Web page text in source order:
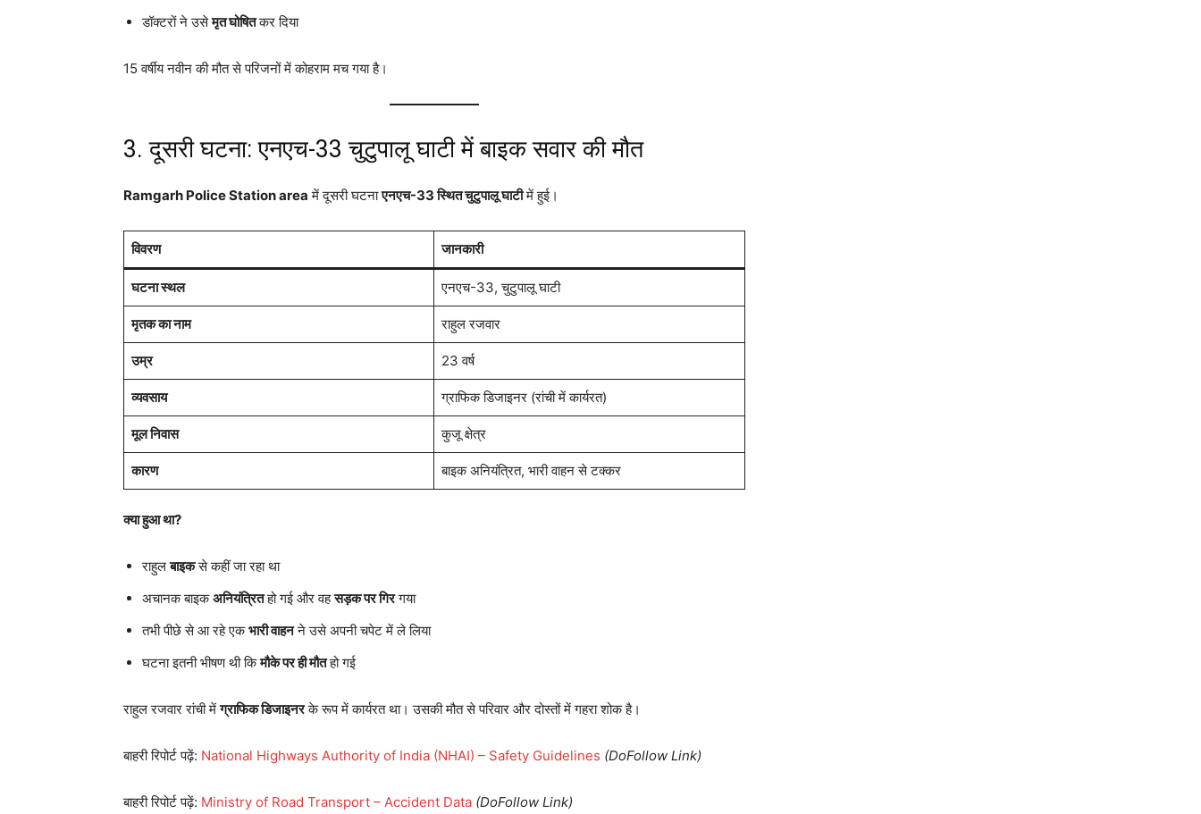
डॉक्टरों ने उसेमृत घोषितकर दिया
15 वर्षीय नवीन की मौत से परिजनों में कोहराम मच गया है।
3. दूसरी घटना: एनएच-33 चुटुपालू घाटी में बाइक सवार की मौत
Ramgarh Police Station area में दूसरी घटनाएनएच-33 स्थित चुटुपालू घाटीमें हुई।
विवरण जानकारी
घटना स्थल एनएच-33, चुटुपालू घाटी
मृतक का नाम राहुल रजवार
उम्र 23 वर्ष
व्यवसाय ग्राफिक डिजाइनर (रांची में कार्यरत)
मूल निवास कुजू क्षेत्र
कारण बाइक अनियंत्रित, भारी वाहन से टक्कर
क्या हुआ था?
राहुलबाइकसे कहीं जा रहा था
अचानक बाइकअनियंत्रितहो गई और वहसड़क पर गिरगया
तभी पीछे से आ रहे एकभारी वाहनने उसे अपनी चपेट में ले लिया
घटना इतनी भीषण थी किमौके पर ही मौतहो गई
राहुल रजवार रांची मेंग्राफिक डिजाइनरके रूप में कार्यरत था। उसकी मौत से परिवार और दोस्तों में गहरा शोक है।
बाहरी रिपोर्ट पढ़ें: National Highways Authority of India (NHAI) – Safety Guidelines (DoFollow Link)
बाहरी रिपोर्ट पढ़ें: Ministry of Road Transport – Accident Data (DoFollow Link)